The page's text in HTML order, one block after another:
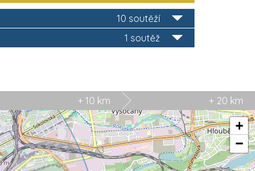
10 soutěží
1 soutěž
+ 10 km + 20 km
+
−